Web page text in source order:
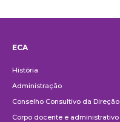
ECA
História
Administração
Conselho Consultivo da Direção
Corpo docente e administrativo